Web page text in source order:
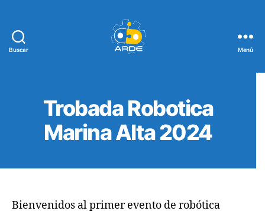
Buscar Menú
Trobada Robotica
Marina Alta 2024
Bienvenidos al primer evento de robótica